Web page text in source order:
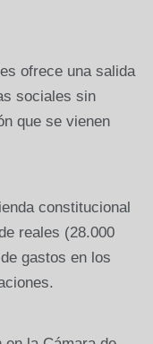
ofrece una salida
sociales sin
que se vienen
constitucional
reales (28.000
gastos en los